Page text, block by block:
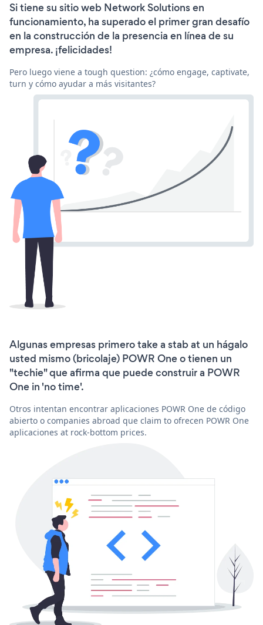
Si tiene su sitio web Network Solutions en
funcionamiento, ha superado el primer gran desafío
en la construcción de la presencia en línea de su
empresa. ¡felicidades!
Pero luego viene a tough question: ¿cómo engage, captivate,
turn y cómo ayudar a más visitantes?
Algunas empresas primero take a stab at un hágalo
usted mismo (bricolaje) POWR One o tienen un
"techie" que afirma que puede construir a POWR
One in 'no time'.
Otros intentan encontrar aplicaciones POWR One de código
abierto o companies abroad que claim to ofrecen POWR One
aplicaciones at rock-bottom prices.